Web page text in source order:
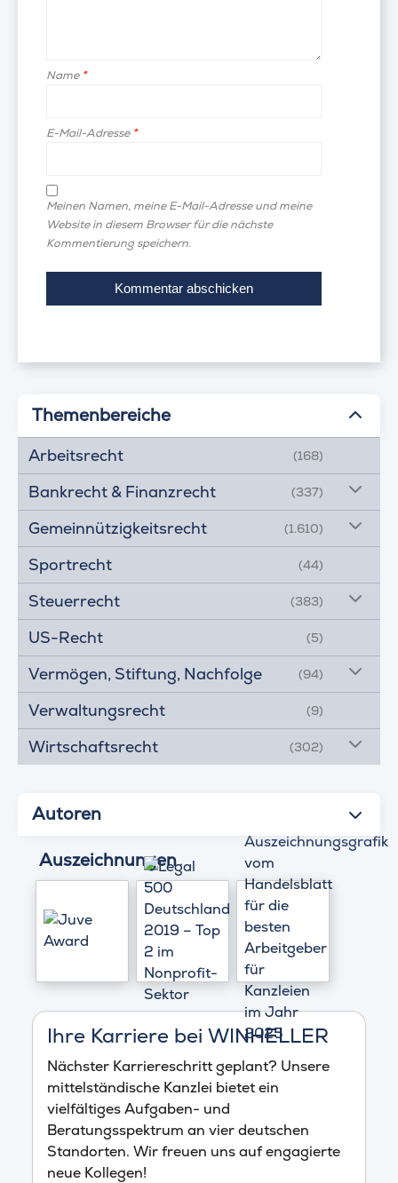
Name *
E-Mail-Adresse *
Meinen Namen, meine E-Mail-Adresse und meine
Website in diesem Browser für die nächste
Kommentierung speichern.
Themenbereiche
Arbeitsrecht (168)
Bankrecht & Finanzrecht (337)
Gemeinnützigkeitsrecht (1.610)
Sportrecht (44)
Steuerrecht (383)
US-Recht (5)
Vermögen, Stiftung, Nachfolge (94)
Verwaltungsrecht (9)
Wirtschaftsrecht (302)
Autoren
Auszeichnungen
Ihre Karriere bei WINHELLER
Nächster Karriereschritt geplant? Unsere
mittelständische Kanzlei bietet ein
vielfältiges Aufgaben- und
Beratungsspektrum an vier deutschen
Standorten. Wir freuen uns auf engagierte
neue Kollegen!